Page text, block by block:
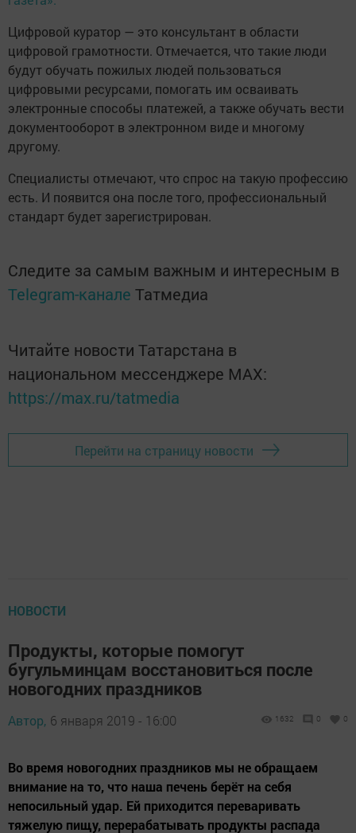
Цифровой куратор — это консультант в области
цифровой грамотности. Отмечается, что такие люди
будут обучать пожилых людей пользоваться
цифровыми ресурсами, помогать им осваивать
электронные способы платежей, а также обучать вести
документооборот в электронном виде и многому
другому.
Специалисты отмечают, что спрос на такую профессию
есть. И появится она после того, профессиональный
стандарт будет зарегистрирован.
Следите за самым важным и интересным в
Telegram-канале Татмедиа
Читайте новости Татарстана в
национальном мессенджере MАХ:
https://max.ru/tatmedia
Перейти на страницу новости
НОВОСТИ
Продукты, которые помогут
бугульминцам восстановиться после
новогодних праздников
Автор, 6 января 2019 - 16:00 1632 0 0
Во время новогодних праздников мы не обращаем
внимание на то, что наша печень берёт на себя
непосильный удар. Ей приходится переваривать
тяжелую пищу, перерабатывать продукты распада